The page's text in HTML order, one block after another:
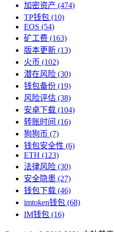
加密资产 (474)
TP钱包 (10)
EOS (54)
矿工费 (163)
版本更新 (13)
火币 (102)
潜在风险 (30)
钱包备份 (19)
风险评估 (38)
安卓下载 (104)
转账时间 (16)
狗狗币 (7)
钱包安全性 (6)
ETH (123)
法律风险 (30)
安全隐患 (27)
钱包下载 (46)
imtoken钱包 (68)
IM钱包 (16)